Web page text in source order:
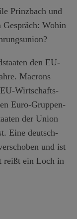
Prinzbach und
Wohin
den EU-
Macrons
Wirtschafts-
Euro-Gruppen-
der Union
Eine deutsch-
und ist
reißt ein Loch in